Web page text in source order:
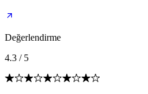
Değerlendirme
4.3 / 5